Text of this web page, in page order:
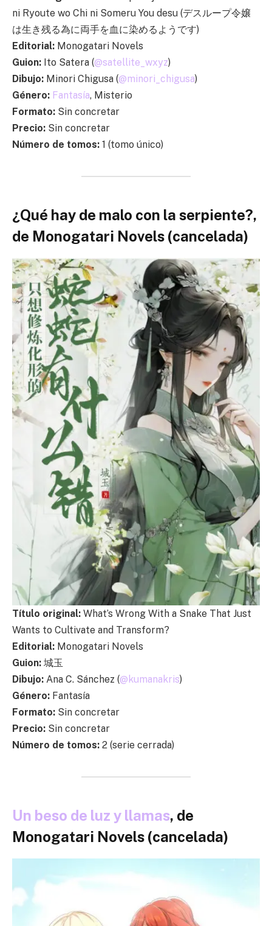
ni Ryoute wo Chi ni Someru You desu (デスループ令嬢
は生き残る為に両手を血に染めるようです)
Editorial: Monogatari Novels
Guion: Ito Satera (@satellite_wxyz)
Dibujo: Minori Chigusa (@minori_chigusa)
Género: Fantasía, Misterio
Formato: Sin concretar
Precio: Sin concretar
Número de tomos: 1 (tomo único)
¿Qué hay de malo con la serpiente?,
de Monogatari Novels (cancelada)
Título original: What’s Wrong With a Snake That Just
Wants to Cultivate and Transform?
Editorial: Monogatari Novels
Guion: 城玉
Dibujo: Ana C. Sánchez (@ kumanakris)
Género: Fantasía
Formato: Sin concretar
Precio: Sin concretar
Número de tomos: 2 (serie cerrada)
Un beso de luz y llamas, de
Monogatari Novels (cancelada)